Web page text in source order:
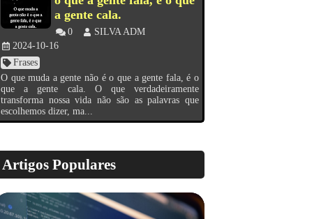
a gente cala.
0
SILVA ADM
2024-10-16
Frases
O que muda a gente não é o que a gente fala, é o
que a gente cala. O que verdadeiramente
transforma nossa vida não são as palavras que
escolhemos dizer, ma...
Artigos Populares